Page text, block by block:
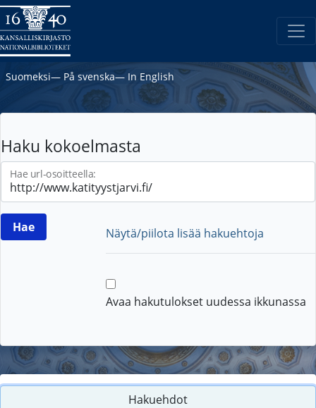
Suomeksi― På svenska― In English
Haku kokoelmasta
Hae url-osoitteella:
Näytä/piilota lisää hakuehtoja
Avaa hakutulokset uudessa ikkunassa
Hakuehdot